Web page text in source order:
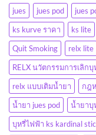
jues jues pod jues
ks kurve ราคา
ks lite
Quit Smoking
relx lite
RELX นวัตกรรมการเลิก
relx แบบเติมน้ำยา
กฎ
น้ำยา jues pod
น้ำยาบุ
บุหรี่ไฟฟ้า ks kardinal